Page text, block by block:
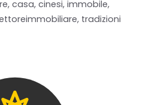
Il team
,casa,cinesi,immobile,
, tradizioni